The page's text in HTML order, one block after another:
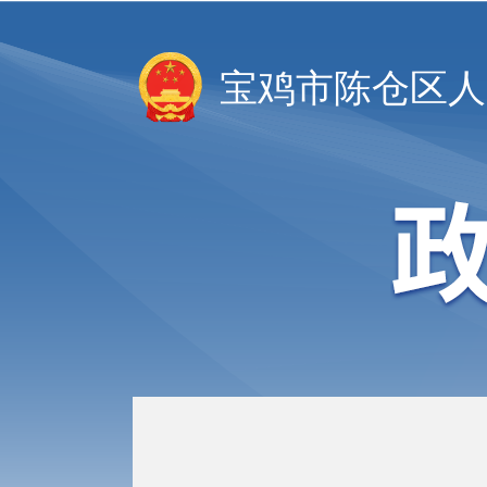
宝鸡市陈仓区